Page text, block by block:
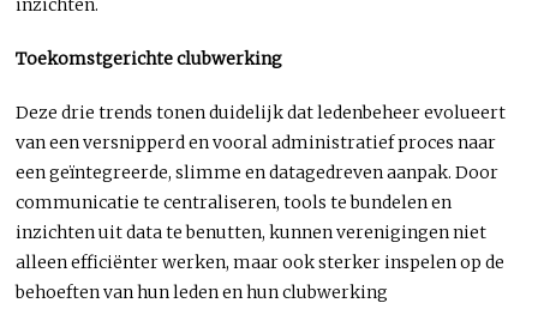
inzichten.
Toekomstgerichte clubwerking
Deze drie trends tonen duidelijk dat ledenbeheer evolueert
van een versnipperd en vooral administratief proces naar
een geïntegreerde, slimme en datagedreven aanpak. Door
communicatie te centraliseren, tools te bundelen en
inzichten uit data te benutten, kunnen verenigingen niet
alleen efficiënter werken, maar ook sterker inspelen op de
behoeften van hun leden en hun clubwerking